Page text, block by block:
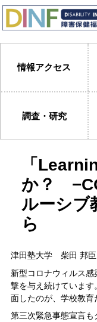
情報アクセス
調査・研究
「
か？
ルーシブ
ら
津田塾大学 柴田 邦臣
新型コロナウィルス
撃を与え続けていま
面したのが、学校教育
第三次緊急事態宣言も